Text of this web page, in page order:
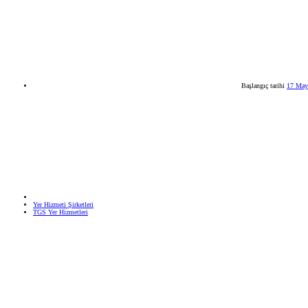
Başlangıç tarihi 17
Yer Hizmeti Şirketleri
TGS Yer Hizmetleri